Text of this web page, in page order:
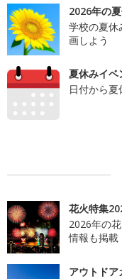
2026年の
学校の夏休
画しよう
夏休みイベ
日付から
花火特集
2026年の
情報も掲載
アウトドア